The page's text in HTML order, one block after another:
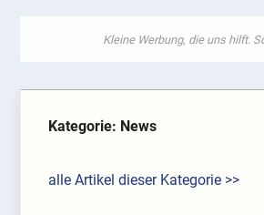
Kategorie: News
alle Artikel dieser Kategorie >>